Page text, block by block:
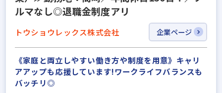
ルマなし◎退職⾦制度アリ
トウショウレックス株式会社 企業ページ
《家庭と両立しやすい働き方や制度を用意》キャリ
アアップも応援しています!ワークライフバランスも
バッチリ◎